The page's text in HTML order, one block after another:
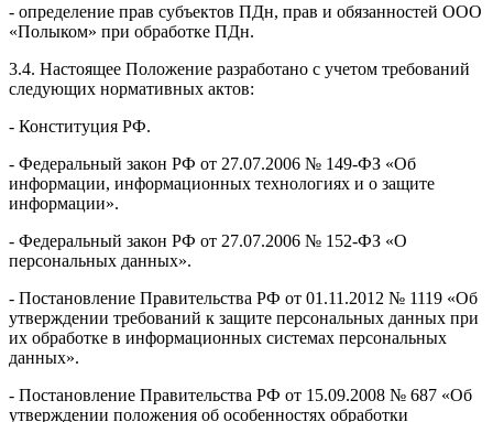
- определение прав субъектов ПДн, прав и обязанностей ООО
«Полыком» при обработке ПДн.
3.4. Настоящее Положение разработано с учетом требований
следующих нормативных актов:
- Конституция РФ.
- Федеральный закон РФ от 27.07.2006 № 149-ФЗ «Об
информации, информационных технологиях и о защите
информации».
- Федеральный закон РФ от 27.07.2006 № 152-ФЗ «О
персональных данных».
- Постановление Правительства РФ от 01.11.2012 № 1119 «Об
утверждении требований к защите персональных данных при
их обработке в информационных системах персональных
данных».
- Постановление Правительства РФ от 15.09.2008 № 687 «Об
утверждении положения об особенностях обработки